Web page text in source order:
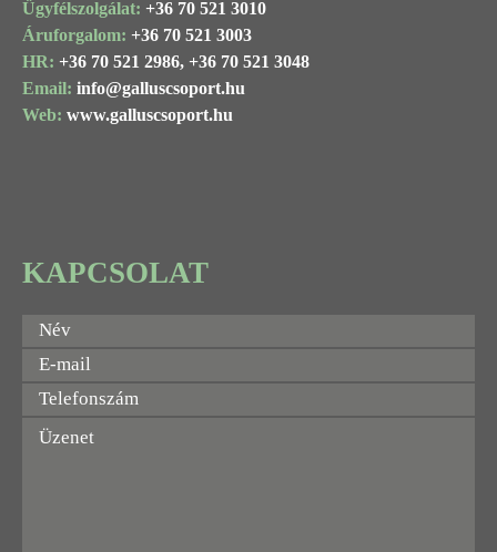
Ügyfélszolgálat: +36 70 521 3010
Áruforgalom: +36 70 521 3003
HR: +36 70 521 2986, +36 70 521 3048
Email: info@galluscsoport.hu
Web: www.galluscsoport.hu
KAPCSOLAT